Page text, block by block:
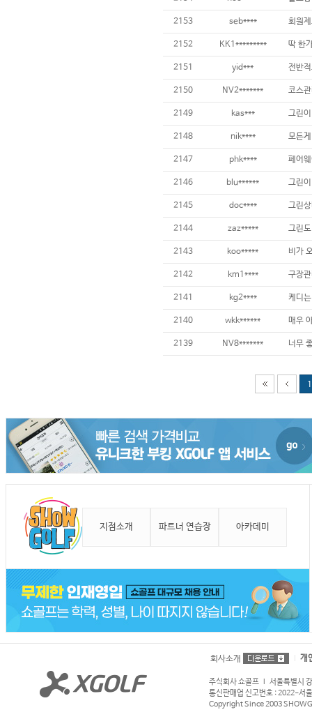
2153 seb****
2152 KK1*********
2151 yid***
2150 NV2*******
2149 kas***
2148 nik****
2147 phk****
2146 blu****** 그린
2145 doc****
2144 zaz***** 그린
2143 koo*****
2142 km1**** 구장
2141 kg2****
2140 wkk******
2139 NV8*******
1
지점소개 파트너 연습장 아카데미
회사소개 개
주식회사 쇼골프 l 서울특별시
통신판매업 신고번호 : 2022-
Copyright Since 2003